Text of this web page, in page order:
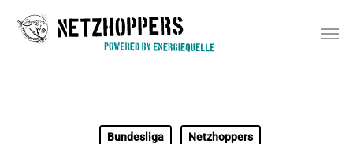
Bundesliga Netzhoppers